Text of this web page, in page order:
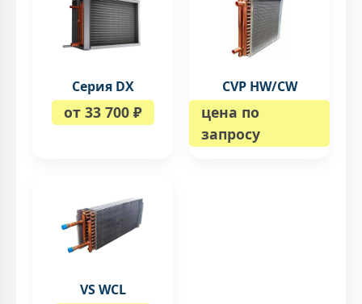
Серия DX
от 33 700 ₽
CVP HW/CW
цена по
запросу
VS WCL